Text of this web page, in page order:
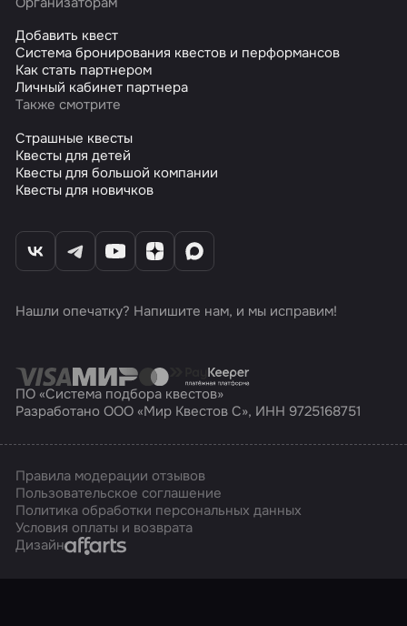
Добавить квест
Система бронирования квестов и перформансов
Как стать партнером
Личный кабинет партнера
Также смотрите
Страшные квесты
Квесты для детей
Квесты для большой компании
Квесты для новичков
Нашли опечатку? Напишите нам, и мы исправим!
ПО «Система подбора квестов»
Разработано ООО «Мир Квестов С», ИНН 9725168751
Правила модерации отзывов
Пользовательское соглашение
Политика обработки персональных данных
Условия оплаты и возврата
ДизайнAffarts